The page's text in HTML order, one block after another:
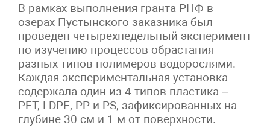
В рамках выполнения гранта РНФ в
озерах Пустынского заказника был
проведен четырехнедельный эксперимент
по изучению процессов обрастания
разных типов полимеров водорослями.
Каждая экспериментальная установка
содержала один из 4 типов пластика ­–
PET, LDPE, PP и PS, зафиксированных на
глубине 30 см и 1 м от поверхности.